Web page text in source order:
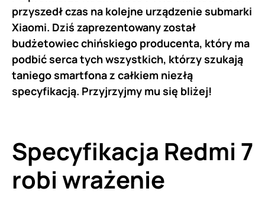
przyszedł czas na kolejne urządzenie submarki
Xiaomi. Dziś zaprezentowany został
budżetowiec chińskiego producenta, który ma
podbić serca tych wszystkich, którzy szukają
taniego smartfona z całkiem niezłą
specyfikacją. Przyjrzyjmy mu się bliżej!
Specyfikacja Redmi 7
robi wrażenie